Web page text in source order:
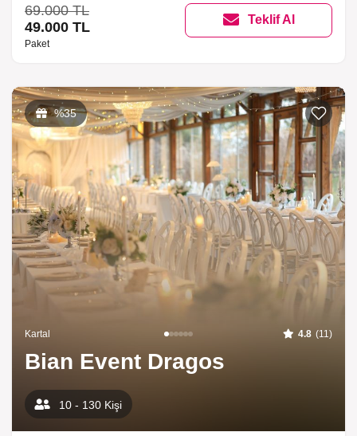
69.000 TL
49.000 TL
Paket
Teklif Al
%35
Kartal 4.8 (11)
Bian Event Dragos
10 - 130 Kişi